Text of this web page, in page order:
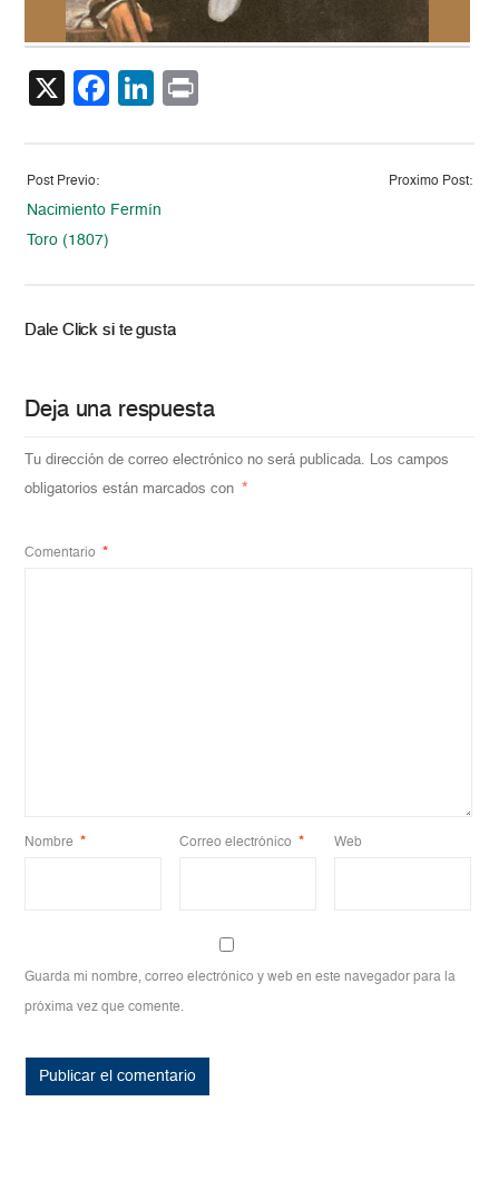
X Facebook
LinkedIn
Post Previo:
Nacimiento Fermín
Toro (1807)
Proximo Post:
Dale Click si te gusta
Deja una respuesta
Tu dirección de correo electrónico no será publicada. Los campos
obligatorios están marcados con *
Comentario *
Nombre * Correo electrónico * Web
Guarda mi nombre, correo electrónico y web en este navegador para la
próxima vez que comente.